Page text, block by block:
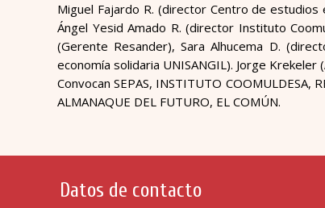
Miguel Fajardo R. (director Centro de estudios
Ángel Yesid Amado R. (director Instituto
(Gerente Resander), Sara Alhucema D.
economía solidaria UNISANGIL). Jorge Krekeler
Convocan SEPAS, INSTITUTO
ALMANAQUE DEL FUTURO, EL COMÚN.
Datos de contacto